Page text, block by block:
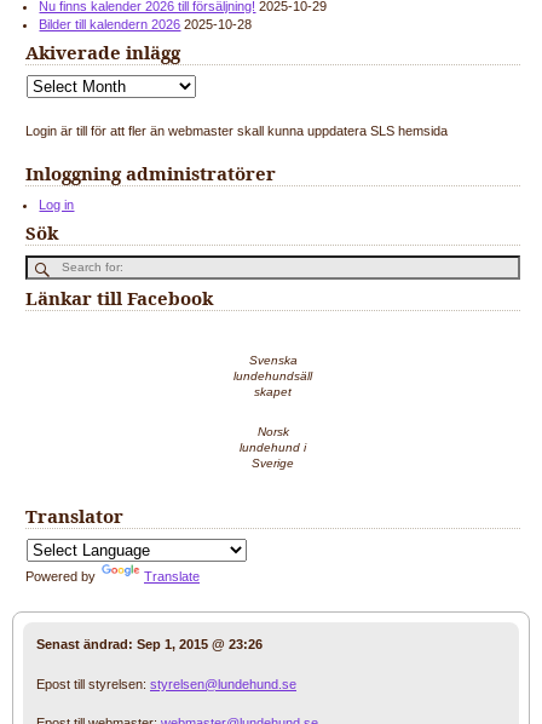
Nu finns kalender 2026 till försäljning! 2025-10-29
Bilder till kalendern 2026 2025-10-28
Akiverade inlägg
Login är till för att fler än webmaster skall kunna uppdatera SLS hemsida
Inloggning administratörer
Log in
Sök
Länkar till Facebook
Svenska
lundehundsäll
skapet
Norsk
lundehund i
Sverige
Translator
Powered by Translate
Senast ändrad: Sep 1, 2015 @ 23:26
Epost till styrelsen: styrelsen@lundehund.se